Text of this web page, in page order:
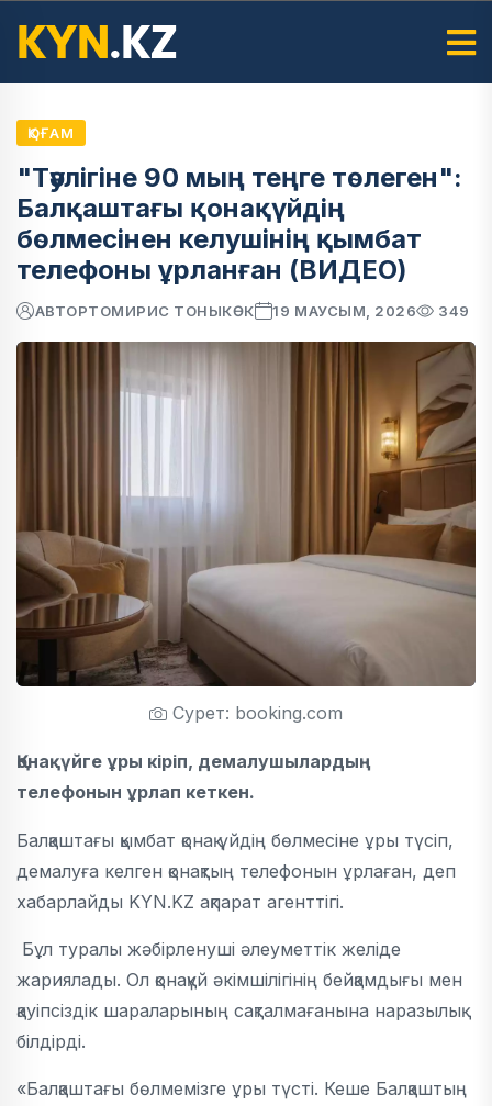
ҚОҒАМ
"Тәулігіне 90 мың теңге төлеген":
Балқаштағы қонақүйдің
бөлмесінен келушінің қымбат
телефоны ұрланған (ВИДЕО)
АВТОРТОМИРИС ТОНЫКӨК 19 МАУСЫМ, 2026 349
Сурет: booking.com
Қонақүйге ұры кіріп, демалушылардың
телефонын ұрлап кеткен.
Балқаштағы қымбат қонақ үйдің бөлмесіне ұры түсіп,
демалуға келген қонақтың телефонын ұрлаған, деп
хабарлайды KYN.KZ ақпарат агенттігі.
Бұл туралы жәбірленуші әлеуметтік желіде
жариялады. Ол қонақүй әкімшілігінің бейқамдығы мен
қауіпсіздік шараларының сақталмағанына наразылық
білдірді.
«Балқаштағы бөлмемізге ұры түсті. Кеше Балқаштың